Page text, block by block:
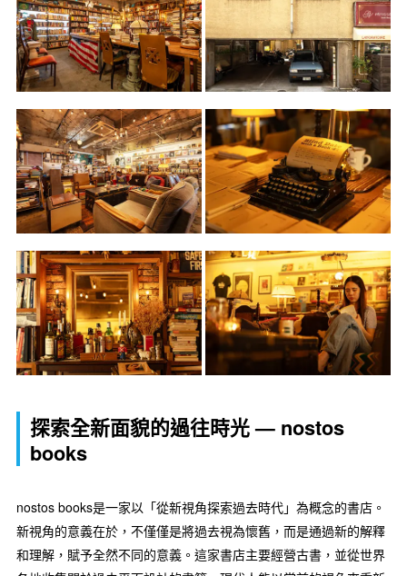
探索全新面貌的過往時光 — nostos
books
nostos books是一家以「從新視角探索過去時代」為概念的書店。
新視角的意義在於，不僅僅是將過去視為懷舊，而是通過新的解釋
和理解，賦予全然不同的意義。這家書店主要經營古書，並從世界